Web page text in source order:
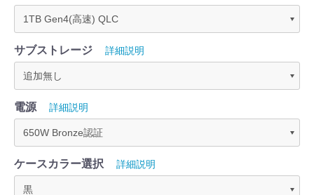
サブストレージ 詳細説明
電源 詳細説明
ケースカラー選択 詳細説明